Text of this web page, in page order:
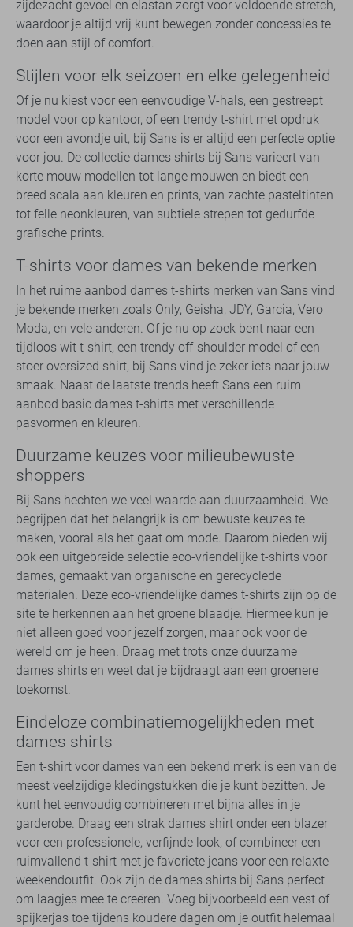
zijdezacht gevoel en elastan zorgt voor voldoende stretch,
waardoor je altijd vrij kunt bewegen zonder concessies te
doen aan stijl of comfort.
Stijlen voor elk seizoen en elke gelegenheid
Of je nu kiest voor een eenvoudige V-hals, een gestreept
model voor op kantoor, of een trendy t-shirt met opdruk
voor een avondje uit, bij Sans is er altijd een perfecte optie
voor jou. De collectie dames shirts bij Sans varieert van
korte mouw modellen tot lange mouwen en biedt een
breed scala aan kleuren en prints, van zachte pasteltinten
tot felle neonkleuren, van subtiele strepen tot gedurfde
grafische prints.
T-shirts voor dames van bekende merken
In het ruime aanbod dames t-shirts merken van Sans vind
je bekende merken zoals Only, Geisha, JDY, Garcia, Vero
Moda, en vele anderen. Of je nu op zoek bent naar een
tijdloos wit t-shirt, een trendy off-shoulder model of een
stoer oversized shirt, bij Sans vind je zeker iets naar jouw
smaak. Naast de laatste trends heeft Sans een ruim
aanbod basic dames t-shirts met verschillende
pasvormen en kleuren.
Duurzame keuzes voor milieubewuste
shoppers
Bij Sans hechten we veel waarde aan duurzaamheid. We
begrijpen dat het belangrijk is om bewuste keuzes te
maken, vooral als het gaat om mode. Daarom bieden wij
ook een uitgebreide selectie eco-vriendelijke t-shirts voor
dames, gemaakt van organische en gerecyclede
materialen. Deze eco-vriendelijke dames t-shirts zijn op de
site te herkennen aan het groene blaadje. Hiermee kun je
niet alleen goed voor jezelf zorgen, maar ook voor de
wereld om je heen. Draag met trots onze duurzame
dames shirts en weet dat je bijdraagt aan een groenere
toekomst.
Eindeloze combinatiemogelijkheden met
dames shirts
Een t-shirt voor dames van een bekend merk is een van de
meest veelzijdige kledingstukken die je kunt bezitten. Je
kunt het eenvoudig combineren met bijna alles in je
garderobe. Draag een strak dames shirt onder een blazer
voor een professionele, verfijnde look, of combineer een
ruimvallend t-shirt met je favoriete jeans voor een relaxte
weekendoutfit. Ook zijn de dames shirts bij Sans perfect
om laagjes mee te creëren. Voeg bijvoorbeeld een vest of
spijkerjas toe tijdens koudere dagen om je outfit helemaal